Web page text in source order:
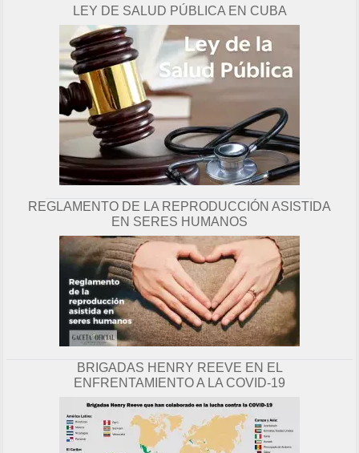
LEY DE SALUD PÚBLICA EN CUBA
REGLAMENTO DE LA REPRODUCCIÓN ASISTIDA
EN SERES HUMANOS
BRIGADAS HENRY REEVE EN EL
ENFRENTAMIENTO A LA COVID-19